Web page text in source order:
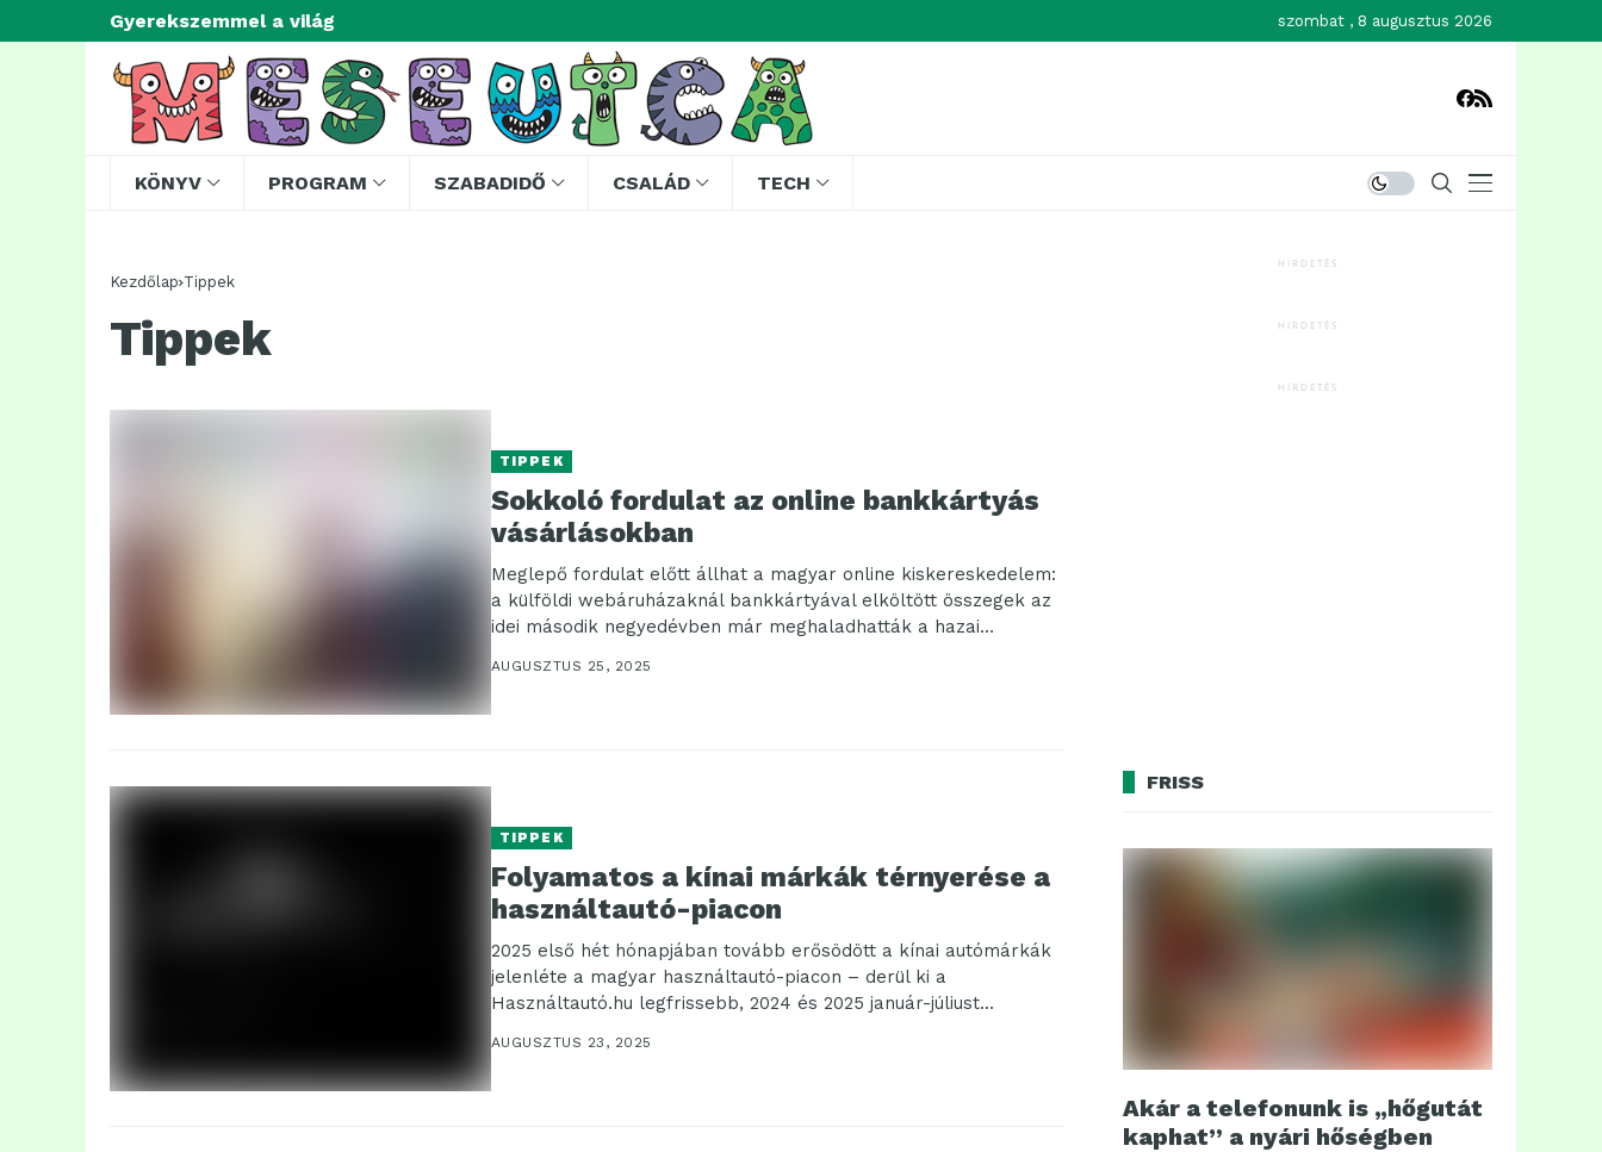
Gyerekszemmel a világ szombat , 8 augusztus 2026
KÖNYV PROGRAM SZABADIDŐ CSALÁD TECH
Kezdőlap Tippek
Tippek
TIPPEK
Sokkoló fordulat az online bankkártyás
vásárlásokban
Meglepő fordulat előtt állhat a magyar online kiskereskedelem:
a külföldi webáruházaknál bankkártyával elköltött összegek az
idei második negyedévben már meghaladhatták a hazai
AUGUSZTUS 25, 2025
TIPPEK
Folyamatos a kínai márkák térnyerése a
használtautó-piacon
2025 első hét hónapjában tovább erősödött a kínai autómárkák
jelenléte a magyar használtautó-piacon – derül ki a
Használtautó.hu legfrissebb, 2024 és 2025 január-júliust...
AUGUSZTUS 23, 2025
HIRDETÉS
HIRDETÉS
HIRDETÉS
FRISS
Akár a telefonunk is „hőgutát
kaphat” a nyári hőségben